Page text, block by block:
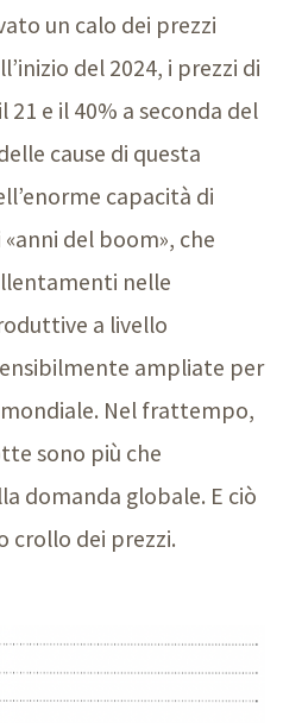
un calo dei prezzi
del 2024, i prezzi di
e il 40% a seconda del
cause di questa
capacità di
del boom», che
nelle
a livello
ampliate per
Nel frattempo,
sono più che
domanda globale. E ciò
crollo dei prezzi.